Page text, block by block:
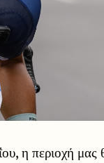
η περιοχή μας